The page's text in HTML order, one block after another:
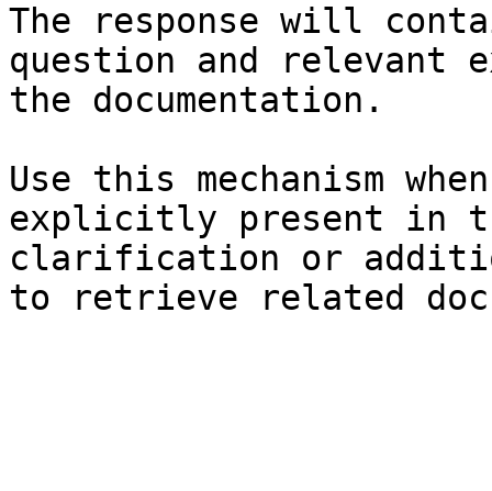
The response will
question and relevant
the documentation.
Use this mechanism
explicitly present in
clarification or